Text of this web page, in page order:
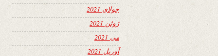
جولای 2021
ژوئن 2021
می 2021
آوریل 2021